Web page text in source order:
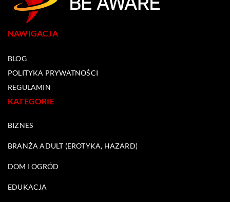
NAWIGACJA
BLOG
POLITYKA PRYWATNOŚCI
REGULAMIN
KATEGORIE
BIZNES
BRANŻA ADULT (EROTYKA, HAZARD)
DOM I OGRÓD
EDUKACJA